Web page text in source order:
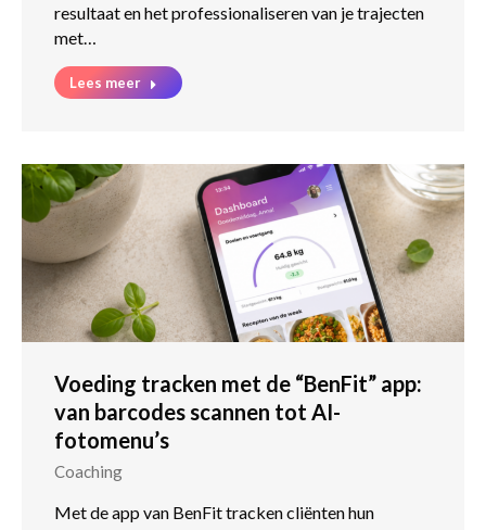
resultaat en het professionaliseren van je trajecten
met…
Lees meer
Voeding tracken met de “BenFit” app:
van barcodes scannen tot AI-
fotomenu’s
Coaching
Met de app van BenFit tracken cliënten hun